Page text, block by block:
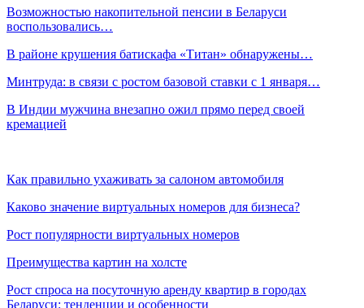
Возможностью накопительной пенсии в Беларуси
воспользовались…
В районе крушения батискафа «Титан» обнаружены…
Минтруда: в связи с ростом базовой ставки с 1 января…
В Индии мужчина внезапно ожил прямо перед своей
кремацией
Как правильно ухаживать за салоном автомобиля
Каково значение виртуальных номеров для бизнеса?
Рост популярности виртуальных номеров
Преимущества картин на холсте
Рост спроса на посуточную аренду квартир в городах
Беларуси: тенденции и особенности